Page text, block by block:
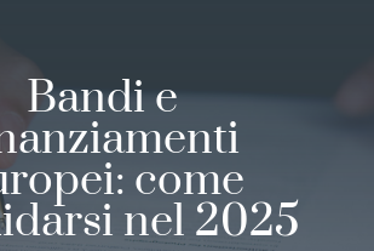
Bandi e
come
nel 2025